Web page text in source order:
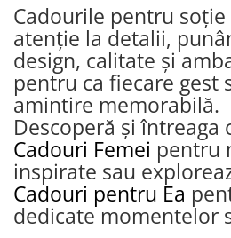
Cadourile pentru soție
atenție la detalii,
design, calitate și
pentru ca fiecare gest
amintire memorabilă.
Descoperă și întreaga
Cadouri Femei pentru
inspirate sau
Cadouri pentru Ea
dedicate momentelor